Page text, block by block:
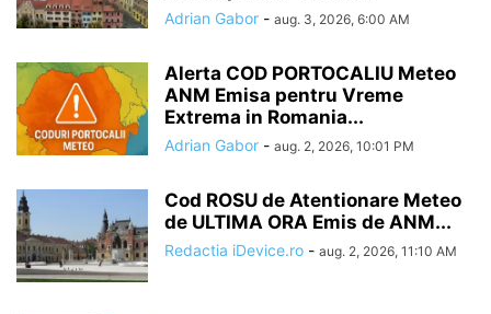
Adrian Gabor - aug. 3, 2026, 6:00 AM
Alerta COD PORTOCALIU Meteo
ANM Emisa pentru Vreme
Extrema in Romania...
Adrian Gabor - aug. 2, 2026, 10:01 PM
Cod ROSU de Atentionare Meteo
de ULTIMA ORA Emis de ANM...
Redactia iDevice.ro - aug. 2, 2026, 11:10 AM